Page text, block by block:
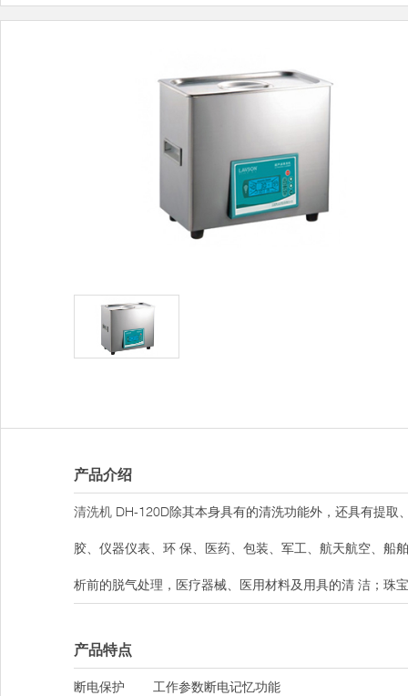
产品介绍
清洗机 DH-120D除其本身具有的清洗功能外，还具有提
胶、仪器仪表、环 保、医药、包装、军工、航天航空、船
析前的脱气处理，医疗器械、医用材料及用具的清 洁；珠
产品特点
断电保护 工作参数断电记忆功能